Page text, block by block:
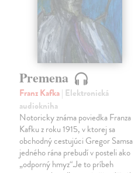
Premena
Franz Kafka| Elektronická
audiokniha
Notoricky známa poviedka Franza
Kafku z roku 1915, v ktorej sa
obchodný cestujúci Gregor Samsa
jedného rána prebudí v posteli ako
„odporný hmyz“.Je to príbeh